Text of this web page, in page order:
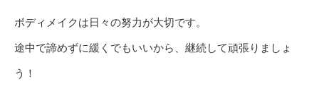
ボディメイクは日々の努力が大切です。
途中で諦めずに緩くでもいいから、継続して頑張りましょ
う！